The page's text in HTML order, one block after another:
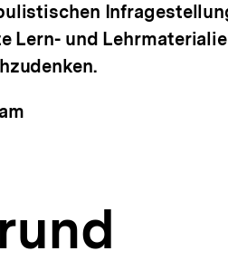
Lern- und